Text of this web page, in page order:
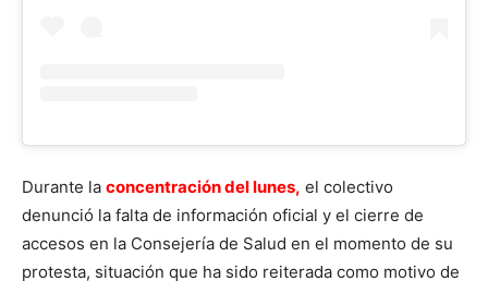
Durante la concentración del lunes, el colectivo
denunció la falta de información oficial y el cierre de
accesos en la Consejería de Salud en el momento de su
protesta, situación que ha sido reiterada como motivo de